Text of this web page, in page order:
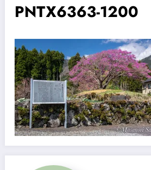
PNTX6363-1200